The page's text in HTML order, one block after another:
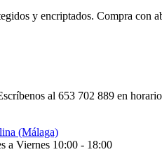
y encriptados. Compra con
al 653 702 889 en
(Málaga)
a Viernes 10:00 - 18:00